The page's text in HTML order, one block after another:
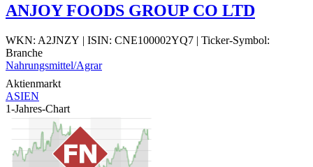
ANJOY FOODS GROUP CO LTD
WKN: A2JNZY | ISIN: CNE100002YQ7 | Ticker-Symbol:
Branche
Nahrungsmittel/Agrar
Aktienmarkt
ASIEN
1-Jahres-Chart